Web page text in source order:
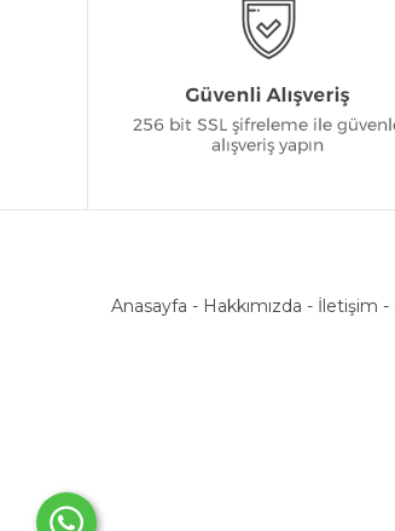
Anasayfa - Hakkımızda - İletişim -